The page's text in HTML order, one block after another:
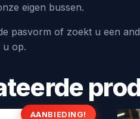
eigen bussen.
pasvorm of zoekt u een
u op.
AANBIEDING!